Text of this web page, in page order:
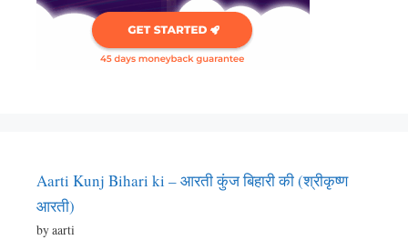
Aarti Kunj Bihari ki – आरती कुंज बिहारी की (श्रीकृष्ण
आरती)
by aarti